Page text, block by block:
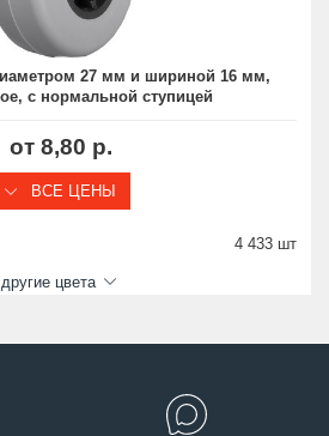
27 мм и шириной 16 мм,
с нормальной ступицей
от 8,80 р.
ВСЕ ЦЕНЫ
4 433 шт
другие цвета